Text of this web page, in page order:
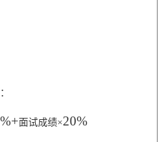
面试成绩×20%